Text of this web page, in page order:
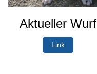
Aktueller Wurf
Link